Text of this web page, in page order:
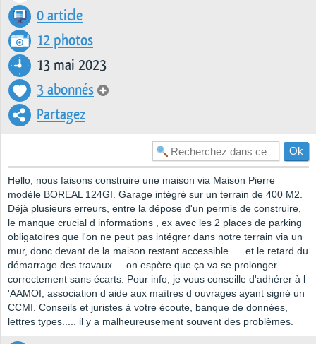
0 article
12 photos
13 mai 2023
3 abonnés
Partagez
Hello, nous faisons construire une maison via Maison Pierre
modèle BOREAL 124GI. Garage intégré sur un terrain de 400 M2.
Déjà plusieurs erreurs, entre la dépose d'un permis de construire,
le manque crucial d informations , ex avec les 2 places de parking
obligatoires que l'on ne peut pas intégrer dans notre terrain via un
mur, donc devant de la maison restant accessible..... et le retard du
démarrage des travaux.... on espère que ça va se prolonger
correctement sans écarts. Pour info, je vous conseille d'adhérer à l
'AAMOI, association d aide aux maîtres d ouvrages ayant signé un
CCMI. Conseils et juristes à votre écoute, banque de données,
lettres types..... il y a malheureusement souvent des problèmes.